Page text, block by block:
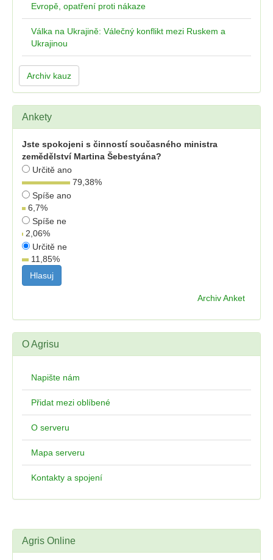
Evropě, opatření proti nákaze
Válka na Ukrajině: Válečný konflikt mezi Ruskem a
Ukrajinou
Archiv kauz
Ankety
Jste spokojeni s činností současného ministra
zemědělství Martina Šebestyána?
Určitě ano
79,38%
Spíše ano
6,7%
Spíše ne
2,06%
Určitě ne
11,85%
Archiv Anket
O Agrisu
Napište nám
Přidat mezi oblíbené
O serveru
Mapa serveru
Kontakty a spojení
Agris Online